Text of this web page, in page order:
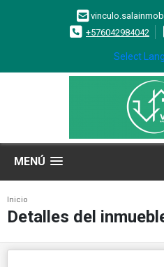
+576042984042
Select
MENÚ
Inicio
Detalles del